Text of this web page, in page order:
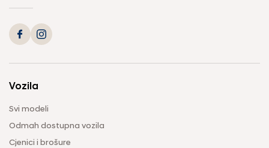
Vozila
Svi modeli
Odmah dostupna vozila
Cjenici i brošure